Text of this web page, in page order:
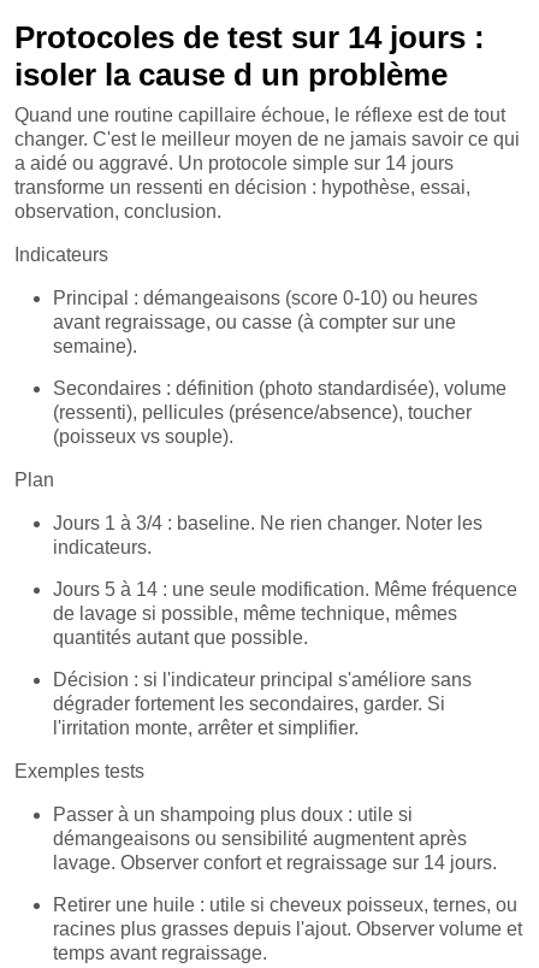
Protocoles de test sur 14 jours :
isoler la cause d un problème
Quand une routine capillaire échoue, le réflexe est de tout
changer. C'est le meilleur moyen de ne jamais savoir ce qui
a aidé ou aggravé. Un protocole simple sur 14 jours
transforme un ressenti en décision : hypothèse, essai,
observation, conclusion.
Indicateurs
Principal : démangeaisons (score 0-10) ou heures
avant regraissage, ou casse (à compter sur une
semaine).
Secondaires : définition (photo standardisée), volume
(ressenti), pellicules (présence/absence), toucher
(poisseux vs souple).
Plan
Jours 1 à 3/4 : baseline. Ne rien changer. Noter les
indicateurs.
Jours 5 à 14 : une seule modification. Même fréquence
de lavage si possible, même technique, mêmes
quantités autant que possible.
Décision : si l'indicateur principal s'améliore sans
dégrader fortement les secondaires, garder. Si
l'irritation monte, arrêter et simplifier.
Exemples tests
Passer à un shampoing plus doux : utile si
démangeaisons ou sensibilité augmentent après
lavage. Observer confort et regraissage sur 14 jours.
Retirer une huile : utile si cheveux poisseux, ternes, ou
racines plus grasses depuis l'ajout. Observer volume et
temps avant regraissage.